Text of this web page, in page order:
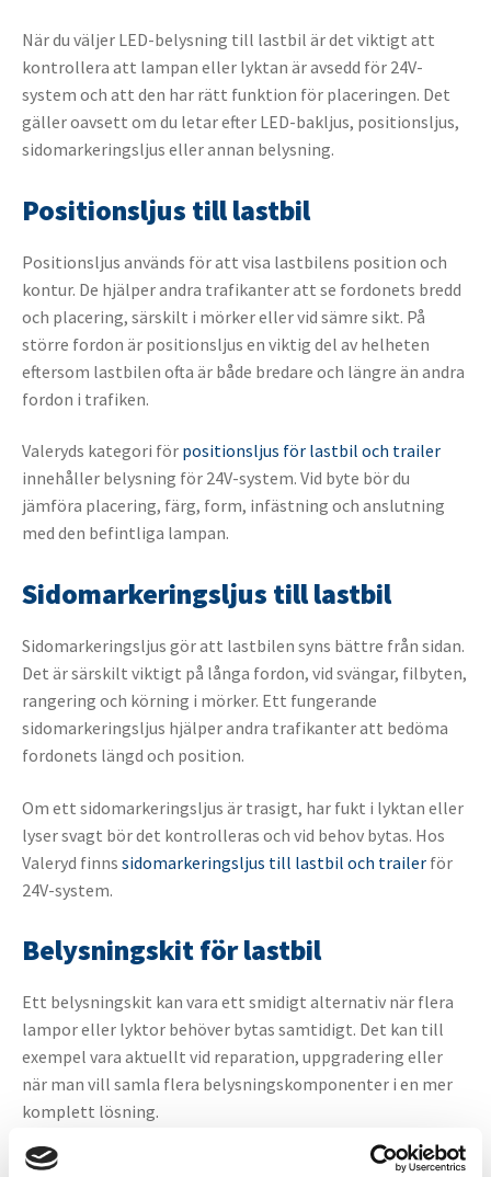
När du väljer LED-belysning till lastbil är det viktigt att
kontrollera att lampan eller lyktan är avsedd för 24V-
system och att den har rätt funktion för placeringen. Det
gäller oavsett om du letar efter LED-bakljus, positionsljus,
sidomarkeringsljus eller annan belysning.
Positionsljus till lastbil
Positionsljus används för att visa lastbilens position och
kontur. De hjälper andra trafikanter att se fordonets bredd
och placering, särskilt i mörker eller vid sämre sikt. På
större fordon är positionsljus en viktig del av helheten
eftersom lastbilen ofta är både bredare och längre än andra
fordon i trafiken.
Valeryds kategori för positionsljus för lastbil och trailer
innehåller belysning för 24V-system. Vid byte bör du
jämföra placering, färg, form, infästning och anslutning
med den befintliga lampan.
Sidomarkeringsljus till lastbil
Sidomarkeringsljus gör att lastbilen syns bättre från sidan.
Det är särskilt viktigt på långa fordon, vid svängar, filbyten,
rangering och körning i mörker. Ett fungerande
sidomarkeringsljus hjälper andra trafikanter att bedöma
fordonets längd och position.
Om ett sidomarkeringsljus är trasigt, har fukt i lyktan eller
lyser svagt bör det kontrolleras och vid behov bytas. Hos
Valeryd finns sidomarkeringsljus till lastbil och trailer för
24V-system.
Belysningskit för lastbil
Ett belysningskit kan vara ett smidigt alternativ när flera
lampor eller lyktor behöver bytas samtidigt. Det kan till
exempel vara aktuellt vid reparation, uppgradering eller
när man vill samla flera belysningskomponenter i en mer
komplett lösning.
I kategorin hittar du kit för 24V-